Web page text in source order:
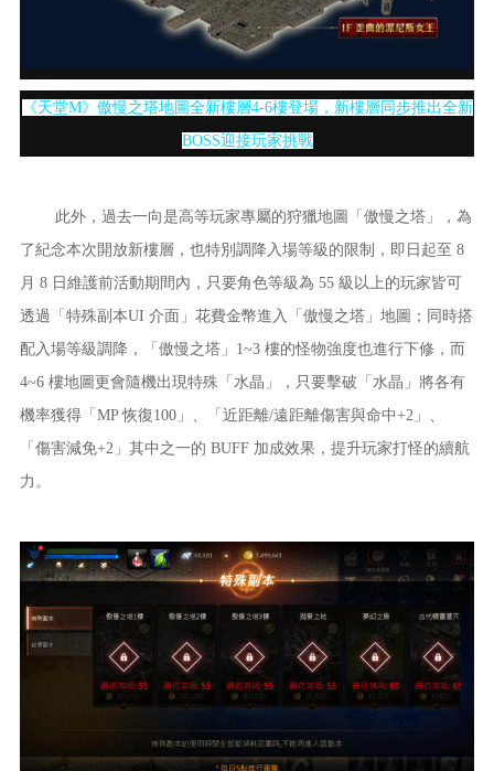
《天堂M》傲慢之塔地圖全新樓層4-6樓登場，新樓層同步推出全新
BOSS迎接玩家挑戰
此外，過去一向是高等玩家專屬的狩獵地圖「傲慢之塔」，為
了紀念本次開放新樓層，也特別調降入場等級的限制，即日起至 8
月 8 日維護前活動期間內，只要角色等級為 55 級以上的玩家皆可
透過「特殊副本UI 介面」花費金幣進入「傲慢之塔」地圖；同時搭
配入場等級調降，「傲慢之塔」1~3 樓的怪物強度也進行下修，而
4~6 樓地圖更會隨機出現特殊「水晶」，只要擊破「水晶」將各有
機率獲得「MP 恢復100」、「近距離/遠距離傷害與命中+2」、
「傷害減免+2」其中之一的 BUFF 加成效果，提升玩家打怪的續航
力。